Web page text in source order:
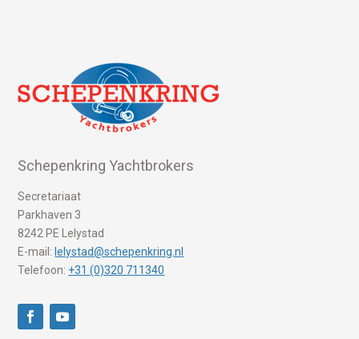
Schepenkring Yachtbrokers
Secretariaat
Parkhaven 3
8242 PE Lelystad
E-mail: lelystad@schepenkring.nl
Telefoon: +31 (0)320 711340